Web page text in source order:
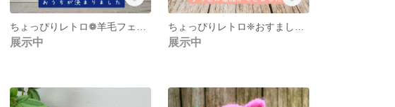
展示中 展示中